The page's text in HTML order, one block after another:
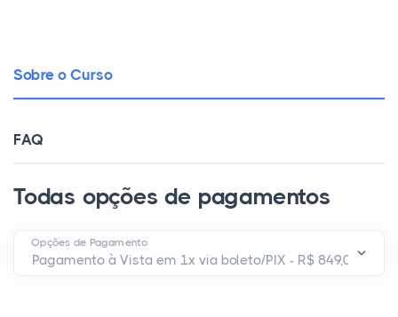
Sobre o Curso
FAQ
Todas opções de pagamentos
Opções de Pagamento